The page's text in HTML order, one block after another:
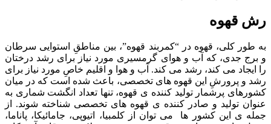
رش قهوه
به طور کلی، قهوه در “کمربند قهوه”، بین مناطقِ استوایی سرطان
و برج جدی، که آب و هوای گرمسیری مورد نیاز برای رشد درختان
را ایجاد می کند، رشد می کند. آب و هوا و اقلیم خاصِ مورد نیاز برای
رشد و پرورشِ این قهوه های تخصصی، باعث شده است که در میان
کشورهای پرشمار تولید کننده ی قهوه، تنها تعداد انگشت شماری به
عنوان تولید و صادر کننده ی قهوه های تخصصی شناخته شوند. از
جمله ی این کشور ها می توان از کلمبیا، اتیوپی، جامائیکا، پاناما،